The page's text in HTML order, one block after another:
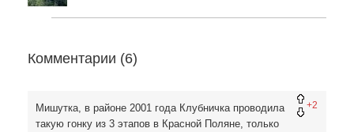
Комментарии (6)
+2
Мишутка, в районе 2001 года Клубничка проводила
такую гонку из 3 этапов в Красной Поляне, только